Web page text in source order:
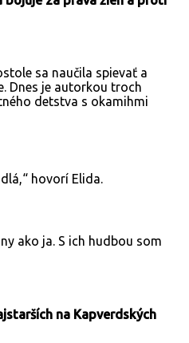
sa naučila spievať a
Dnes je autorkou troch
detstva s okamihmi
hovorí Elida.
ako ja. S ich hudbou som
na Kapverdských